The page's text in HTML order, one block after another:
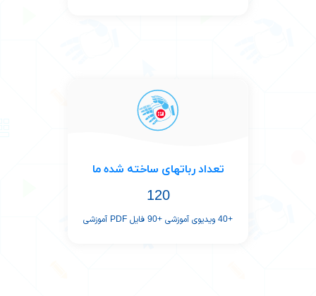
تعداد رباتهای ساخته شده ما
120
+40 ویدیوی آموزشی +90 فایل PDF آموزشی